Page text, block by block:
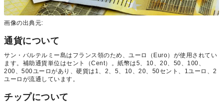
画像の出典元:
通貨について
サン・バルテルミー島はフランス領のため、ユーロ（Euro）が使用されてい
ます。補助通貨単位はセント（Cent）。紙幣は5、10、20、50、100、
200、500ユーロがあり、硬貨は1、2、5、10、20、50セント、1ユーロ、2
ユーロが流通しています。
チップについて